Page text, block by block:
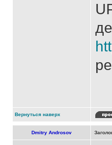
Вернуться наверх
Dmitry Androsov